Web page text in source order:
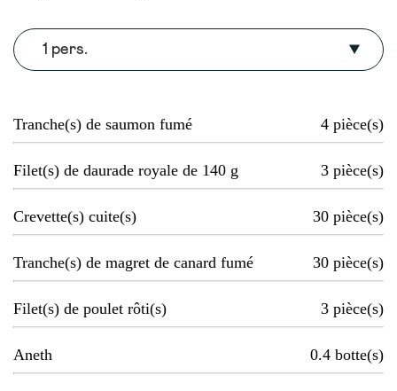
1 pers.
Tranche(s) de saumon fumé 4 pièce(s)
Filet(s) de daurade royale de 140 g 3 pièce(s)
Crevette(s) cuite(s) 30 pièce(s)
Tranche(s) de magret de canard fumé 30 pièce(s)
Filet(s) de poulet rôti(s) 3 pièce(s)
Aneth 0.4 botte(s)